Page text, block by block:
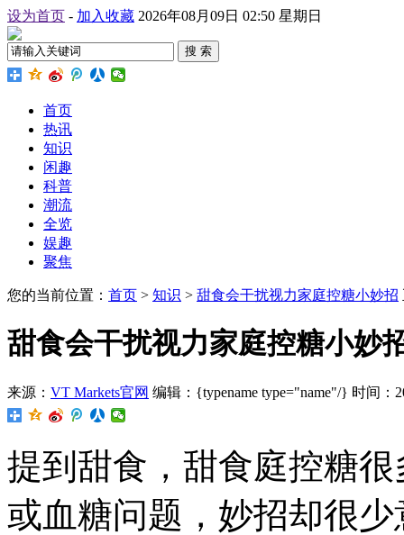
设为首页 - 加入收藏 2026年08月09日 02:50 星期日
搜 索
首页
热讯
知识
闲趣
科普
潮流
全览
娱趣
聚焦
您的当前位置： 首页 > 知识 > 甜食会干扰视力家庭控糖小妙招
甜食会干扰视力家庭控糖小妙
来源： VT Markets官网 编辑：{typename type="name"/} 时间：
提到甜食，甜食庭控糖
或血糖问题，妙招却很少